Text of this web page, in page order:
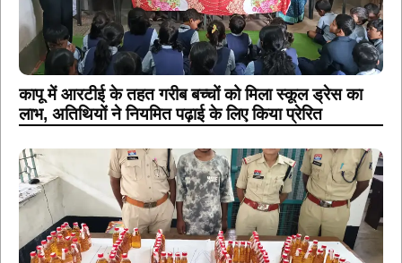
कापू में आरटीई के तहत गरीब बच्चों को मिला स्कूल ड्रेस का
लाभ, अतिथियों ने नियमित पढ़ाई के लिए किया प्रेरित